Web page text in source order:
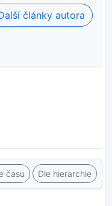
články autora
času Dle hierarchie